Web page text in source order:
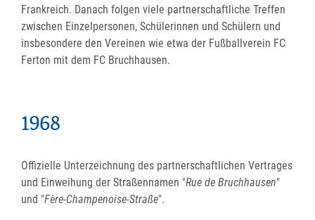
Frankreich. Danach folgen viele partnerschaftliche Treffen
zwischen Einzelpersonen, Schülerinnen und Schülern und
insbesondere den Vereinen wie etwa der Fußballverein FC
Ferton mit dem FC Bruchhausen.
1968
Offizielle Unterzeichnung des partnerschaftlichen Vertrages
und Einweihung der Straßennamen "Rue de Bruchhausen"
und "Fère-Champenoise-Straße".